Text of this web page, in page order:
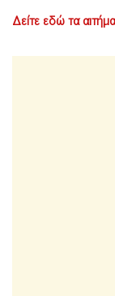
Δείτε εδώ τα